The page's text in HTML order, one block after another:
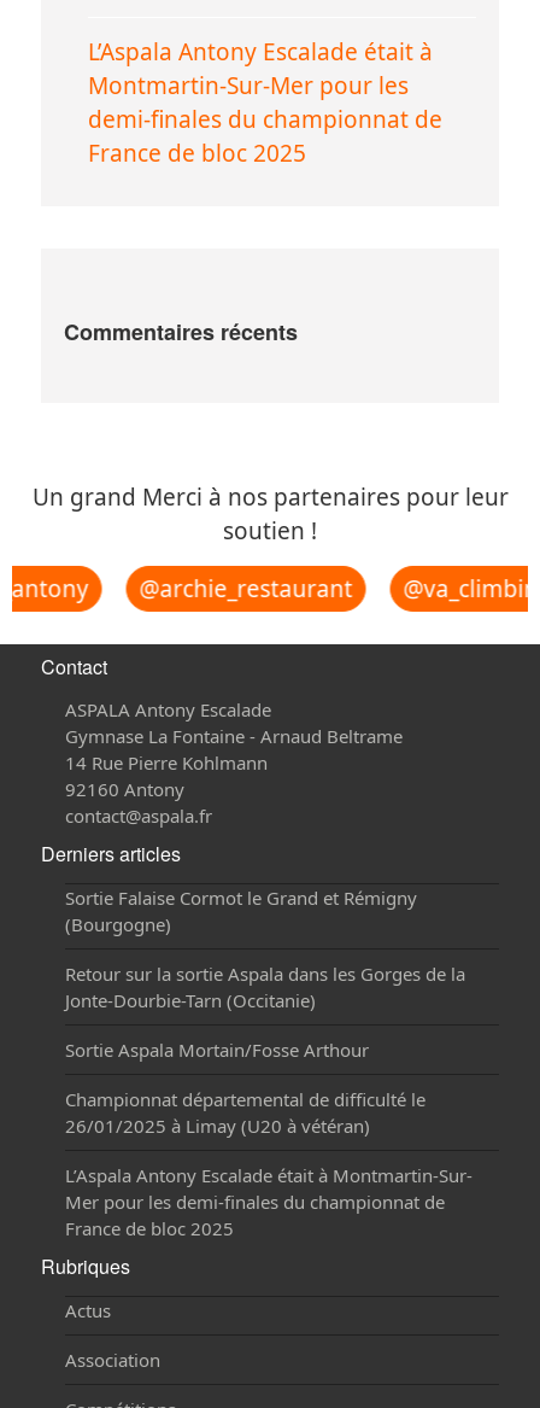
L’Aspala Antony Escalade était à
Montmartin-Sur-Mer pour les
demi-finales du championnat de
France de bloc 2025
Commentaires récents
Un grand Merci à nos partenaires pour leur
soutien !
@archie_restaurant
Contact
ASPALA Antony Escalade
Gymnase La Fontaine - Arnaud Beltrame
14 Rue Pierre Kohlmann
92160 Antony
contact@aspala.fr
Derniers articles
Sortie Falaise Cormot le Grand et Rémigny
(Bourgogne)
Retour sur la sortie Aspala dans les Gorges de la
Jonte-Dourbie-Tarn (Occitanie)
Sortie Aspala Mortain/Fosse Arthour
Championnat départemental de difficulté le
26/01/2025 à Limay (U20 à vétéran)
L’Aspala Antony Escalade était à Montmartin-Sur-
Mer pour les demi-finales du championnat de
France de bloc 2025
Rubriques
Actus
Association